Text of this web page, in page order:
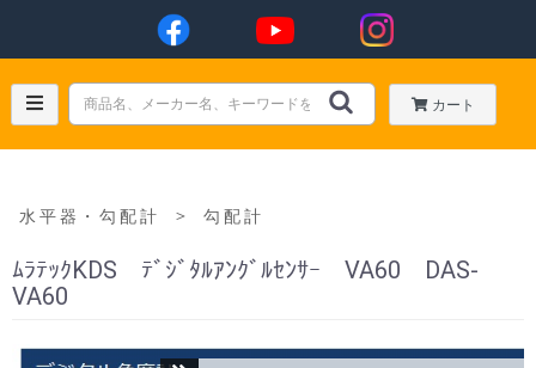
カート
水平器・勾配計 ＞ 勾配計
ﾑﾗﾃｯｸKDS ﾃﾞｼﾞﾀﾙｱﾝｸﾞﾙｾﾝｻｰ VA60 DAS-
VA60